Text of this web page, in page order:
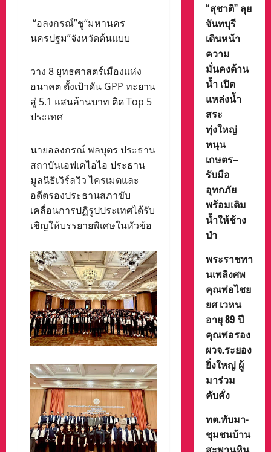
“อลงกรณ์”ชู“มหานคร
นครปฐม”จังหวัดต้นแบบ
วาง 8 ยุทธศาสตร์เมืองแห่ง
อนาคต ตั้งเป้าดัน GPP ทะยาน
สู่ 5.1 แสนล้านบาท ติด Top 5
ประเทศ
นายอลงกรณ์ พลบุตร ประธาน
สถาบันเอฟเคไอไอ ประธาน
มูลนิธิเวิร์ลวิว ไครเมตและ
อดีตรองประธานสภาขับ
เคลื่อนการปฏิรูปประเทศได้รับ
เชิญให้บรรยายพิเศษในหัวข้อ
“สุชาติ” ลุย
จันทบุรี
เดินหน้า
ความ
มั่นคงด้าน
น้ำ เปิด
แหล่งน้ำ
สระ
ทุ่งใหญ่
หนุน
เกษตร–
รับมือ
อุทกภัย
พร้อมเติม
น้ำให้ช้าง
ป่า
พระราชทา
นเพลิงศพ
คุณพ่อไชย
ยศ เวหน
อายุ 89 ปี
คุณพ่อรอง
ผวจ.ระยอง
ยิ่งใหญ่ ผู้
มาร่วม
คับคั่ง
ทต.ทับมา-
ชุมชนบ้าน
สะพานหิน